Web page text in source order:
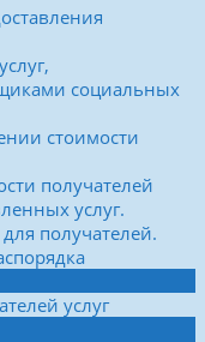
социальных
стоимости
получателей
услуг.
получателей.
услуг